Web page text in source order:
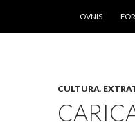
OVNIS
CULTURA,